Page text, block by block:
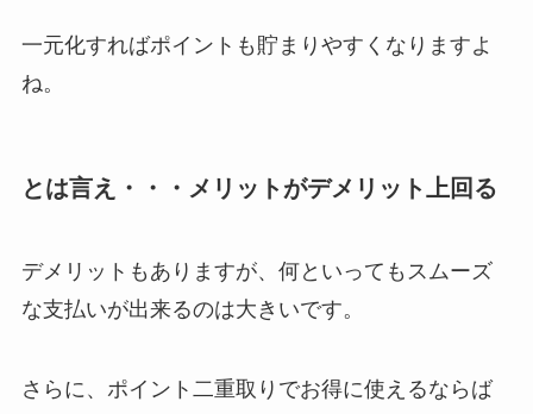
一元化すればポイントも貯まりやすくなりますよ
ね。
とは言え・・・メリットがデメリット上回る
デメリットもありますが、何といってもスムーズ
な支払いが出来るのは大きいです。
さらに、ポイント二重取りでお得に使えるならば